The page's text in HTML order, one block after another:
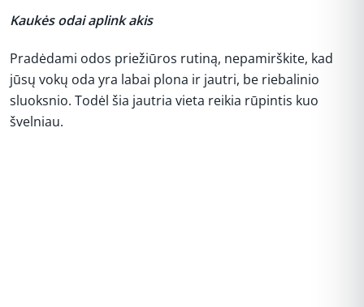
Kaukės odai aplink akis
Pradėdami odos priežiūros rutiną, nepamirškite, kad
jūsų vokų oda yra labai plona ir jautri, be riebalinio
sluoksnio. Todėl šia jautria vieta reikia rūpintis kuo
švelniau.